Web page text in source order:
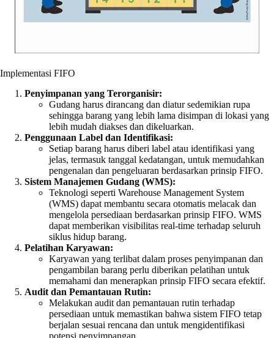
Implementasi FIFO
Penyimpanan yang Terorganisir:
Gudang harus dirancang dan diatur sedemikian rupa
sehingga barang yang lebih lama disimpan di lokasi yang
lebih mudah diakses dan dikeluarkan.
Penggunaan Label dan Identifikasi:
Setiap barang harus diberi label atau identifikasi yang
jelas, termasuk tanggal kedatangan, untuk memudahkan
pengenalan dan pengeluaran berdasarkan prinsip FIFO.
Sistem Manajemen Gudang (WMS):
Teknologi seperti Warehouse Management System
(WMS) dapat membantu secara otomatis melacak dan
mengelola persediaan berdasarkan prinsip FIFO. WMS
dapat memberikan visibilitas real-time terhadap seluruh
siklus hidup barang.
Pelatihan Karyawan:
Karyawan yang terlibat dalam proses penyimpanan dan
pengambilan barang perlu diberikan pelatihan untuk
memahami dan menerapkan prinsip FIFO secara efektif.
Audit dan Pemantauan Rutin:
Melakukan audit dan pemantauan rutin terhadap
persediaan untuk memastikan bahwa sistem FIFO tetap
berjalan sesuai rencana dan untuk mengidentifikasi
potensi penyimpangan.